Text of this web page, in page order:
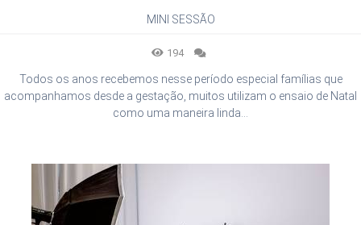
MINI SESSÃO
194
Todos os anos recebemos nesse período especial famílias que
acompanhamos desde a gestação, muitos utilizam o ensaio de Natal
como uma maneira linda...